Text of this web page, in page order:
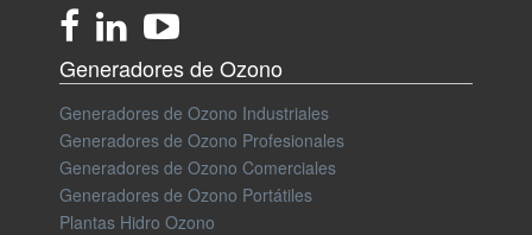
Generadores de Ozono
Generadores de Ozono Industriales
Generadores de Ozono Profesionales
Generadores de Ozono Comerciales
Generadores de Ozono Portátiles
Plantas Hidro Ozono